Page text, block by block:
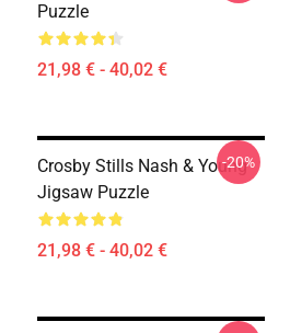
Puzzle
21,98 € - 40,02 €
Crosby Stills Nash & Young
Jigsaw Puzzle
21,98 € - 40,02 €
-20%